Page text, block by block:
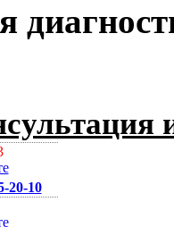
20-10